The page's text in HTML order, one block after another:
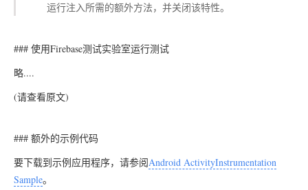
运行注入所需的额外方法，并关闭该特性。
### 使用Firebase测试实验室运行测试
略....
(请查看原文)
### 额外的示例代码
要下载到示例应用程序，请参阅Android ActivityInstrumentation
Sample。